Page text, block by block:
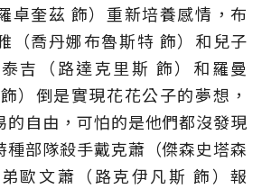
卓奎茲 飾）重新培養感情，布
（喬丹娜布魯斯特 飾）和兒子
吉（路達克里斯 飾）和羅曼
）倒是實現花花公子的夢想，
的自由，可怕的是他們都沒發現
種部隊殺手戴克蕭（傑森史塔森
歐文蕭（路克伊凡斯 飾）報